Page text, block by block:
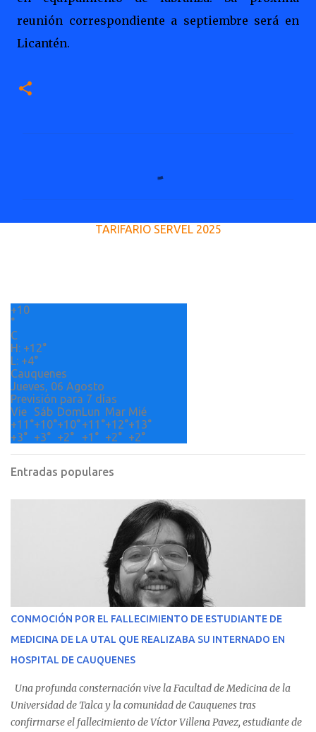
reunión correspondiente a septiembre será en
Licantén.
i
s
TARIFARIO SERVEL 2025
+10
°
C
H: +12°
L: +4°
Cauquenes
Jueves, 06 Agosto
Previsión para 7 días
Vie
Sáb DomLun Mar Mié
+11°+10°+10°+11°+12°+13°
+3° +3° +2° +1° +2° +2°
Entradas populares
CONMOCIÓN POR EL FALLECIMIENTO DE ESTUDIANTE DE
MEDICINA DE LA UTAL QUE REALIZABA SU INTERNADO EN
HOSPITAL DE CAUQUENES
Una profunda consternación vive la Facultad de Medicina de la
Universidad de Talca y la comunidad de Cauquenes tras
confirmarse el fallecimiento de Víctor Villena Pavez, estudiante de